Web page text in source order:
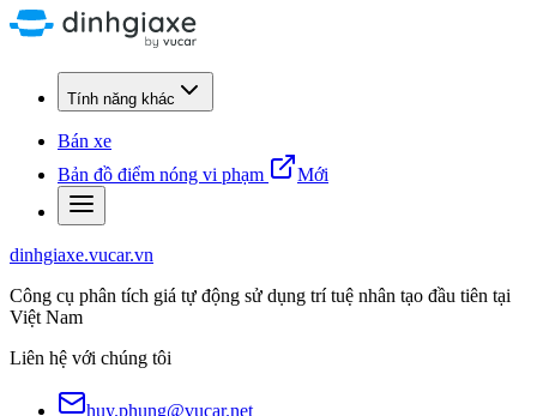
Tính năng khác
Bán xe
Bản đồ điểm nóng vi phạm
Mới
dinhgiaxe.vucar.vn
Công cụ phân tích giá tự động sử dụng trí tuệ nhân tạo đầu tiên tại
Việt Nam
Liên hệ với chúng tôi
huy.phung@vucar.net